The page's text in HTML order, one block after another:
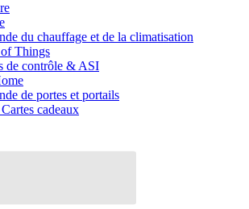
du chauffage et de la climatisation
Things
de contrôle & ASI
de portes et portails
cadeaux